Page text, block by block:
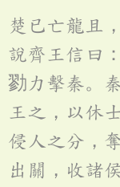
楚已亡龍且
說齊王信曰
勠力擊秦。
王之，以休
侵人之分，
出關，收諸